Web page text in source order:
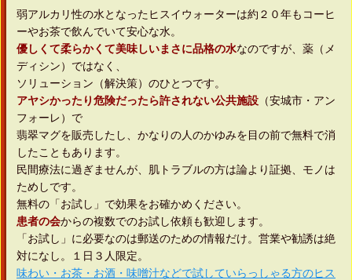
弱アルカリ性の水となったヒスイウォーターは約２０年もコーヒ
ーやお茶で飲んでいて安心な水。
優しくて柔らかくて美味しいまさに品格の水なのですが、薬（メ
ディシン）ではなく、
ソリューション（解決策）のひとつです。
アヤシかったり危険だったら許されない公共施設 （安城市・アン
フォーレ）で
翡翠マグを販売したし、かなりの人のかゆみを目の前で無料で消
したこともあります。
民間療法に過ぎませんが、肌トラブルの方は論より証拠、モノは
ためしです。
無料の「お試し」で効果をお確かめください。
患者の会からの複数でのお試し依頼も歓迎します。
「お試し」に必要なのは郵送のための情報だけ。営業や勧誘は絶
対になし。１日３人限定。
味わい・お茶・お酒・味噌汁などで試していらっしゃる方のヒス